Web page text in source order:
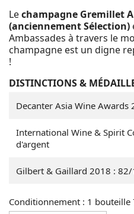
Lechampagne Gremillet
(anciennement Sélection)
Ambassades à travers le
champagne est un digne
!
DISTINCTIONS &
Decanter Asia Wine
International Wine & Spirit
d'argent
Gilbert & Gaillard 2018 :
Conditionnement : 1 bouteille